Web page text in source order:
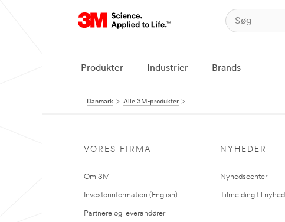
Produkter Industrier Brands
Danmark Alle 3M-produkter
VORES FIRMA
Om 3M
Investorinformation (English)
Partnere og leverandører
NYHEDER
Nyhedscenter
Tilmelding til